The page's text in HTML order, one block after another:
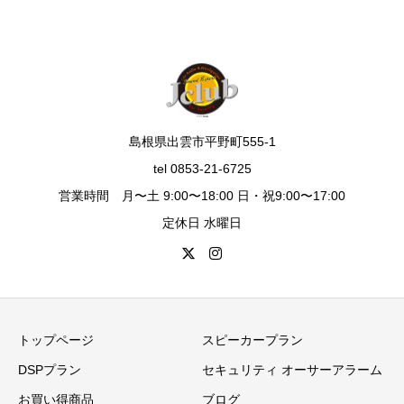
島根県出雲市平野町555-1
tel 0853-21-6725
営業時間 月〜土 9:00〜18:00 日・祝9:00〜17:00
定休日 水曜日
トップページ スピーカープラン
DSPプラン セキュリティ オーサーアラーム
お買い得商品 ブログ